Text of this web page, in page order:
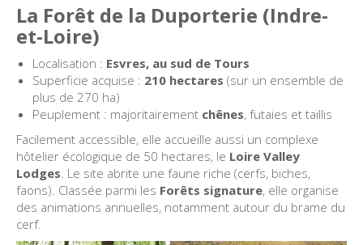
La Forêt de la Duporterie (Indre-
et-Loire)
Localisation : Esvres, au sud de Tours
Superficie acquise : 210 hectares (sur un ensemble de
plus de 270 ha)
Peuplement : majoritairement chênes, futaies et taillis
Facilement accessible, elle accueille aussi un complexe
hôtelier écologique de 50 hectares, le Loire Valley
Lodges . Le site abrite une faune riche (cerfs, biches,
faons). Classée parmi les Forêts signature, elle organise
des animations annuelles, notamment autour du brame du
cerf.